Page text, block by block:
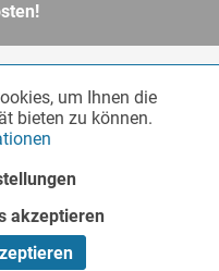
anders beschrieben.
öffentliche Institute und
§ 14 BGB. Kein Verkauf an
Aktiv
Inaktiv
um Ihnen die
bieten zu können.
akzeptieren